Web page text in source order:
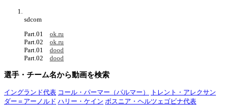
sdcom
Part.01 ok.ru
Part.02 ok.ru
Part.01 dood
Part.02 dood
選手・チーム名から動画を検索
イングランド代表 コール・パーマー（パルマー）
トレント・アレクサン
ダー＝アーノルド ハリー・ケイン ボスニア・ヘルツェゴビナ代表